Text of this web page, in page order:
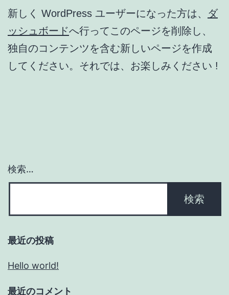
新しく WordPress ユーザーになった方は、 ダ
ッシュボードへ行ってこのページを削除し、
独自のコンテンツを含む新しいページを作成
してください。それでは、お楽しみください !
検索…
最近の投稿
Hello world!
最近のコメント